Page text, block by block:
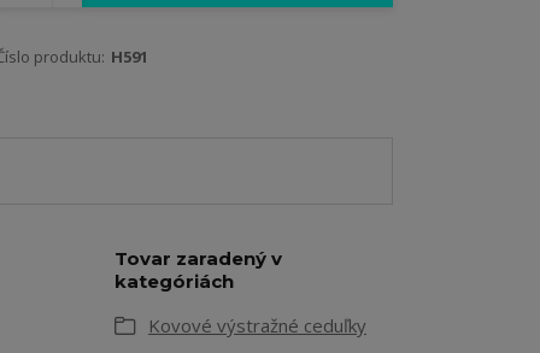
produktu: H591
Tovar zaradený v
kategóriách
Kovové výstražné ceduľky